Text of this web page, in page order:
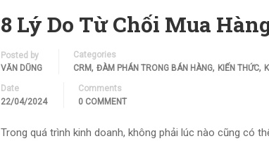
8 Lý Do Từ Chối Mua
Posted by
VĂN DŨNG
Categories
CRM, ĐÀM PHÁN TRONG BÁN HÀNG, KIẾN THỨC,
Date
22/04/2024
Comments
0 COMMENT
Trong quá trình kinh doanh, không phải lúc nào cũng có